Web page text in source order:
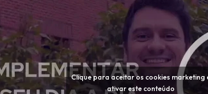
Clique para aceitar os cookies marketing
ativar este conteúdo